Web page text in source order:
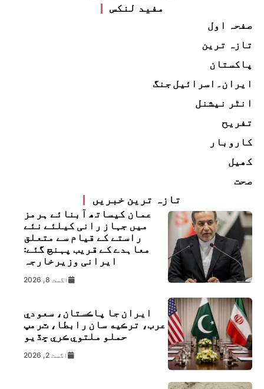
مفید لنکس
صفحہ اول
تازہ ترین
پاکستان
ایران۔اسرائیل جنگ
انٹر نیشنل
تفریح
کاروبار
کھیل
صحت
تازہ ترین خبریں
عمان کیساتھ آبنائے ہرمز
میں جہاز رانی کیلئے نئے
راستے کے قیام سے متعلق
معاہدے کے قریب پہنچ گئے:
ایرانی وزیرخارجہ
اگست 8, 2026
ايران جا پاڪستان، سعودي
عرب، ترڪيه سان رابطا، ٽرمپ
حملو ملتوي ڪري ڇڏيو
اگست 2, 2026